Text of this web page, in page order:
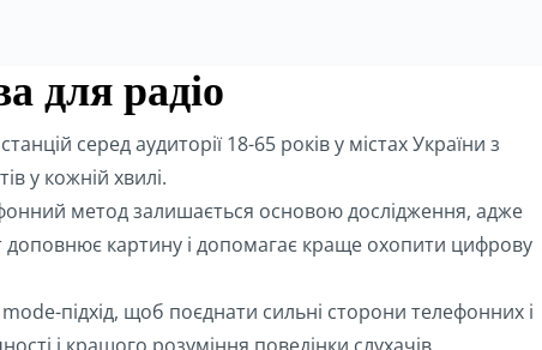
для радіо
серед аудиторії 18-65 років у містах України з
у кожній хвилі.
метод залишається основою дослідження, адже
доповнює картину і допомагає краще охопити цифрову
підхід, щоб поєднати сильні сторони телефонних і